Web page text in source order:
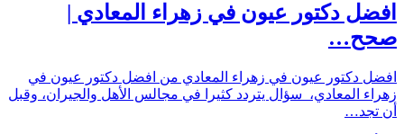
افضل دكتور عيون في زهراء المعادي |
صحح…
افضل دكتور عيون في زهراء المعادي من افضل دكتور عيون في
زهراء المعادي، سؤال يتردد كثيرا في مجالس الأهل والجيران، وقبل
أن تجد…